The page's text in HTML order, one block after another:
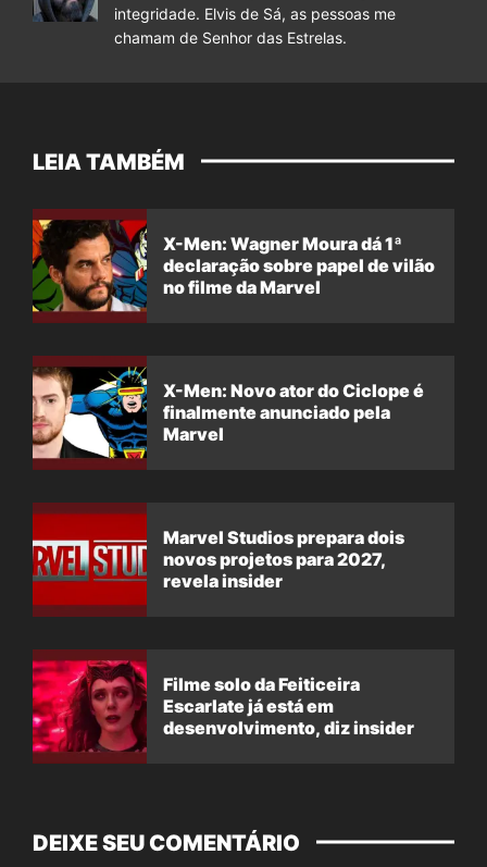
integridade. Elvis de Sá, as pessoas me
chamam de Senhor das Estrelas.
LEIA TAMBÉM
X-Men: Wagner Moura dá 1ª
declaração sobre papel de vilão
no filme da Marvel
X-Men: Novo ator do Ciclope é
finalmente anunciado pela
Marvel
Marvel Studios prepara dois
novos projetos para 2027,
revela insider
Filme solo da Feiticeira
Escarlate já está em
desenvolvimento, diz insider
DEIXE SEU COMENTÁRIO